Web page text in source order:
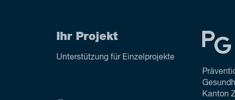
Ihr Projekt
Unterstützung für Einzelprojekte
Kanton